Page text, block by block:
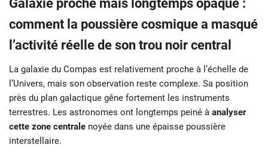
Galaxie proche mais longtemps opaque :
comment la poussière cosmique a masqué
l’activité réelle de son trou noir central
La galaxie du Compas est relativement proche à l’échelle de
l’Univers, mais son observation reste complexe. Sa position
près du plan galactique gêne fortement les instruments
terrestres. Les astronomes ont longtemps peiné à analyser
cette zone centrale noyée dans une épaisse poussière
interstellaire.